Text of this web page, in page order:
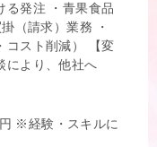
る発注 ・青果食品
（請求）業務 ・
コスト削減） 【変
により、他社へ
※経験・スキルに